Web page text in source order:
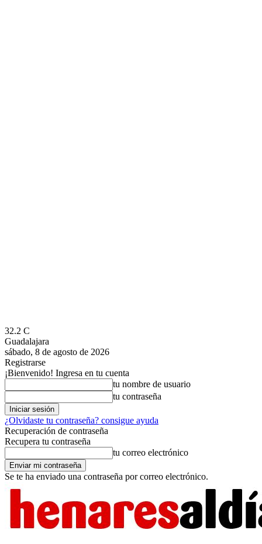
32.2 C
Guadalajara
sábado, 8 de agosto de 2026
Registrarse
¡Bienvenido! Ingresa en tu cuenta
tu nombre de usuario
tu contraseña
¿Olvidaste tu contraseña? consigue ayuda
Recuperación de contraseña
Recupera tu contraseña
tu correo electrónico
Se te ha enviado una contraseña por correo electrónico.